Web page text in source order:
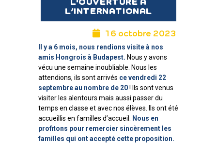
L'OUVERTURE À
L’INTERNATIONAL
16 octobre 2023
Il y a 6 mois, nous rendions visite à nos
amis Hongrois à Budapest. Nous y avons
vécu une semaine inoubliable. Nous les
attendions, ils sont arrivés ce vendredi 22
septembre au nombre de 20! Ils sont venus
visiter les alentours mais aussi passer du
temps en classe et avec nos élèves. Ils ont été
accueillis en familles d’accueil. Nous en
profitons pour remercier sincèrement les
familles qui ont accepté cette proposition.